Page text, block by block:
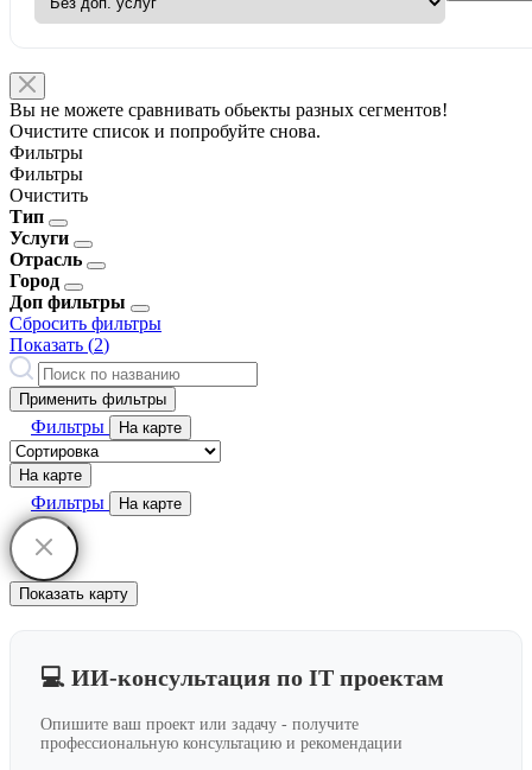
Вы не можете сравнивать обьекты разных сегментов!
Очистите список и попробуйте снова.
Фильтры
Фильтры
Очистить
Тип
Услуги
Отрасль
Город
Доп фильтры
Сбросить фильтры
Показать (2)
Применить фильтры
Фильтры На карте
На карте
Фильтры На карте
Показать карту
💻 ИИ-консультация по IT проектам
Опишите ваш проект или задачу - получите
профессиональную консультацию и рекомендации